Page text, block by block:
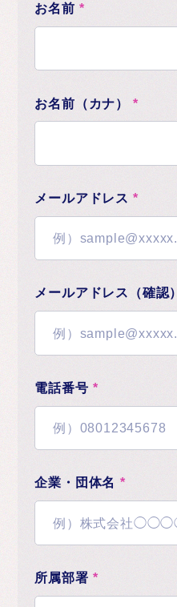
お名前 *
お名前（カナ） *
メールアドレス *
メールアドレス（確認）
電話番号 *
企業・団体名 *
所属部署 *